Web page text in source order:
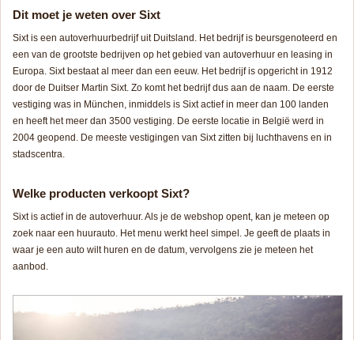
Dit moet je weten over Sixt
Sixt is een autoverhuurbedrijf uit Duitsland. Het bedrijf is beursgenoteerd en
een van de grootste bedrijven op het gebied van autoverhuur en leasing in
Europa. Sixt bestaat al meer dan een eeuw. Het bedrijf is opgericht in 1912
door de Duitser Martin Sixt. Zo komt het bedrijf dus aan de naam. De eerste
vestiging was in München, inmiddels is Sixt actief in meer dan 100 landen
en heeft het meer dan 3500 vestiging. De eerste locatie in België werd in
2004 geopend. De meeste vestigingen van Sixt zitten bij luchthavens en in
stadscentra.
Welke producten verkoopt Sixt?
Sixt is actief in de autoverhuur. Als je de webshop opent, kan je meteen op
zoek naar een huurauto. Het menu werkt heel simpel. Je geeft de plaats in
waar je een auto wilt huren en de datum, vervolgens zie je meteen het
aanbod.